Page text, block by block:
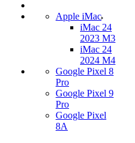
Apple iMac
iMac 24
2023 M3
iMac 24
2024 M4
Google Pixel 8
Pro
Google Pixel 9
Pro
Google Pixel
8A